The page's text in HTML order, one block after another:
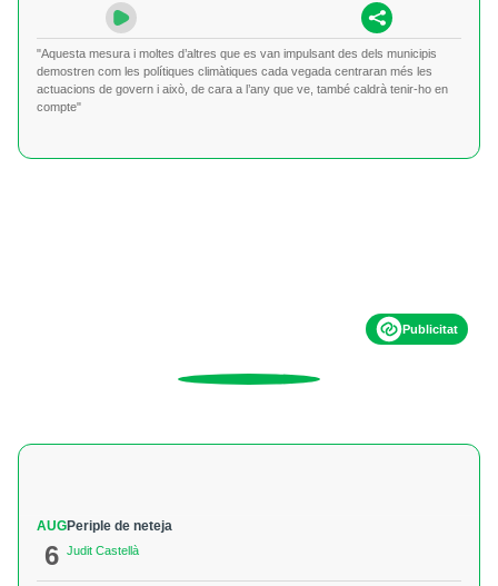
"Aquesta mesura i moltes d’altres que es van impulsant des dels municipis
demostren com les polítiques climàtiques cada vegada centraran més les
actuacions de govern i això, de cara a l’any que ve, també caldrà tenir-ho en
compte"
Publicitat
AUG
6
Periple de neteja
Judit Castellà